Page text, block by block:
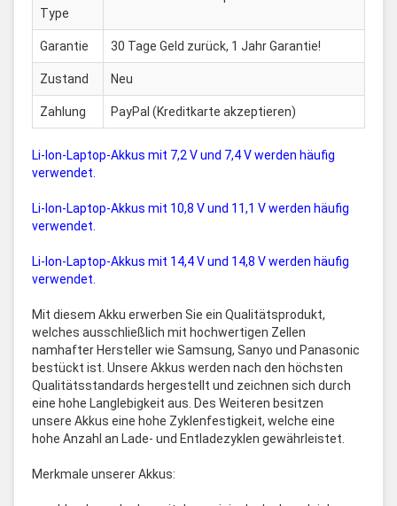
Type
Garantie 30 Tage Geld zurück, 1 Jahr Garantie!
Zustand Neu
Zahlung PayPal (Kreditkarte akzeptieren)
Li-Ion-Laptop-Akkus mit 7,2 V und 7,4 V werden häufig
verwendet.
Li-Ion-Laptop-Akkus mit 10,8 V und 11,1 V werden häufig
verwendet.
Li-Ion-Laptop-Akkus mit 14,4 V und 14,8 V werden häufig
verwendet.
Mit diesem Akku erwerben Sie ein Qualitätsprodukt,
welches ausschließlich mit hochwertigen Zellen
namhafter Hersteller wie Samsung, Sanyo und Panasonic
bestückt ist. Unsere Akkus werden nach den höchsten
Qualitätsstandards hergestellt und zeichnen sich durch
eine hohe Langlebigkeit aus. Des Weiteren besitzen
unsere Akkus eine hohe Zyklenfestigkeit, welche eine
hohe Anzahl an Lade- und Entladezyklen gewährleistet.
Merkmale unserer Akkus: